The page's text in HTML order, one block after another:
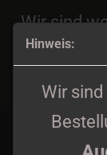
Hinweis:
Wir
Wir sind